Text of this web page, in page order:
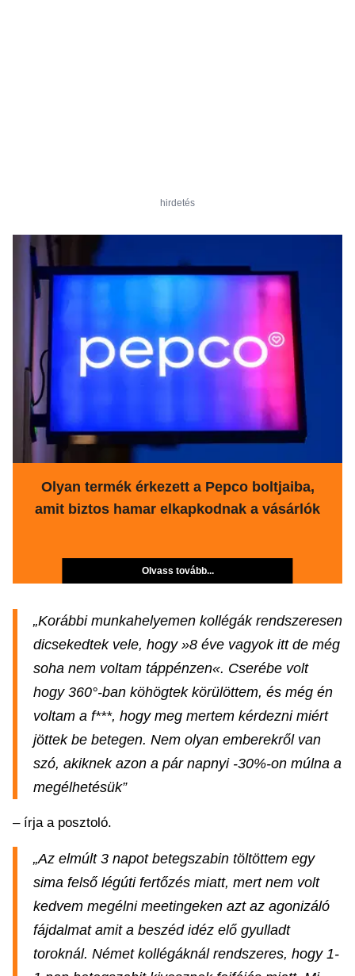
hirdetés
Olyan termék érkezett a Pepco boltjaiba,
amit biztos hamar elkapkodnak a vásárlók
Olvass tovább...
„Korábbi munkahelyemen kollégák rendszeresen
dicsekedtek vele, hogy »8 éve vagyok itt de még
soha nem voltam táppénzen«. Cserébe volt
hogy 360°-ban köhögtek körülöttem, és még én
voltam a f***, hogy meg mertem kérdezni miért
jöttek be betegen. Nem olyan emberekről van
szó, akiknek azon a pár napnyi -30%-on múlna a
megélhetésük”
– írja a posztoló.
„Az elmúlt 3 napot betegszabin töltöttem egy
sima felső légúti fertőzés miatt, mert nem volt
kedvem megélni meetingeken azt az agonizáló
fájdalmat amit a beszéd idéz elő gyulladt
toroknál. Német kollégáknál rendszeres, hogy 1-